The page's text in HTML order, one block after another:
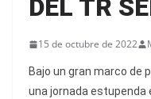
DEL TR
15 de octubre de 2022
Bajo un gran marco de
una jornada estupenda